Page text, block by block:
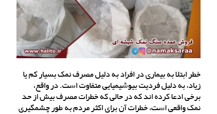
خطر ابتلا به بیماری در افراد به دلیل مصرف نمک بسیار کم یا
زیاد، به دلیل فردیت بیوشیمیایی متفاوت است. در واقع،
برخی ادعا کرده اند که در حالی که خطرات مصرف بیش از حد
نمک واقعی است، خطرات آن برای اکثر مردم به طور چشمگیری